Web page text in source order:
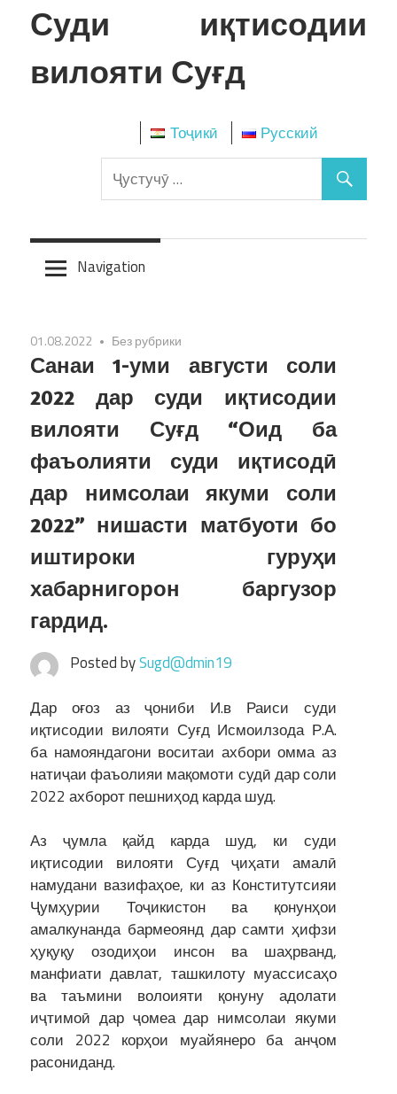
Skip
to
Суди иқтисодии
вилояти Суғд
Тоҷикӣ Русский
Navigation
01.08.2022 Без рубрики
Санаи 1-уми августи соли
2022 дар суди иқтисодии
вилояти Суғд “Оид ба
фаъолияти суди иқтисодӣ
дар нимсолаи якуми соли
2022” нишасти матбуоти бо
иштироки гуруҳи
хабарнигорон баргузор
гардид.
Posted bySugd@dmin19
Дар оғоз аз ҷониби И.в Раиси суди
иқтисодии вилояти Суғд Исмоилзода Р.А.
ба намояндагони воситаи ахбори омма аз
натиҷаи фаъолияи мақомоти судӣ дар соли
2022 ахборот пешниҳод карда шуд.
Аз ҷумла қайд карда шуд, ки суди
иқтисодии вилояти Суғд ҷиҳати амалӣ
намудани вазифаҳое, ки аз Конститутсияи
Ҷумҳурии Тоҷикистон ва қонунҳои
амалкунанда бармеоянд дар самти ҳифзи
ҳуқуқу озодиҳои инсон ва шаҳрванд,
манфиати давлат, ташкилоту муассисаҳо
ва таъмини волоияти қонуну адолати
иҷтимоӣ дар ҷомеа дар нимсолаи якуми
соли 2022 корҳои муайянеро ба анҷом
расониданд.